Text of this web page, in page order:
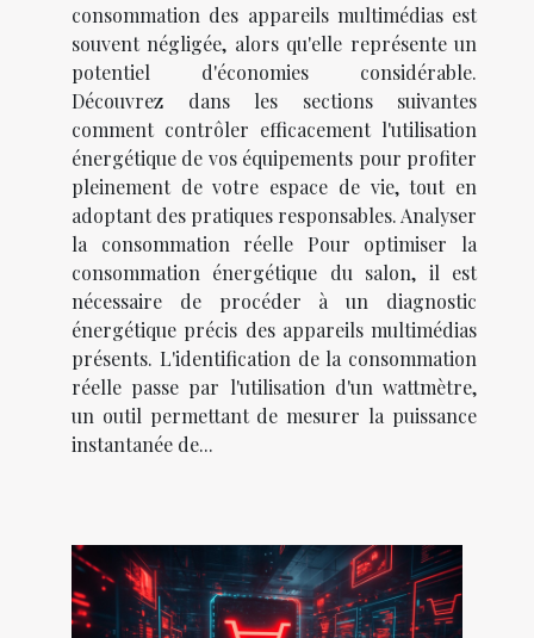
consommation des appareils multimédias est
souvent négligée, alors qu'elle représente un
potentiel d'économies considérable.
Découvrez dans les sections suivantes
comment contrôler efficacement l'utilisation
énergétique de vos équipements pour profiter
pleinement de votre espace de vie, tout en
adoptant des pratiques responsables. Analyser
la consommation réelle Pour optimiser la
consommation énergétique du salon, il est
nécessaire de procéder à un diagnostic
énergétique précis des appareils multimédias
présents. L'identification de la consommation
réelle passe par l'utilisation d'un wattmètre,
un outil permettant de mesurer la puissance
instantanée de...